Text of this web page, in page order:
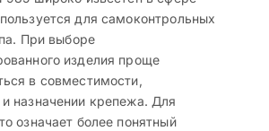
для самоконтрольных
При выборе
изделия проще
в совместимости,
назначении крепежа. Для
означает более понятный